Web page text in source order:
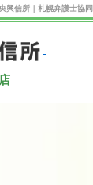
興信所｜札幌弁護士協